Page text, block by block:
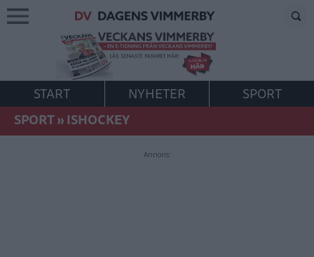
START NYHETER
SPORT
SPORT»ISHOCKEY
Annons: